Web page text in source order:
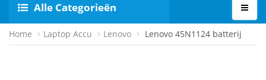
Alle Categorieën
Home Laptop Accu Lenovo Lenovo 45N1124 batterij